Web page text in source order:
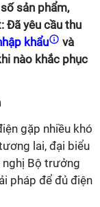
sản phẩm,
Đã yêu cầu thu
khẩu
và
nào khắc phục
gặp nhiều khó
lai, đại biểu
nghị Bộ trưởng
pháp để đủ điện